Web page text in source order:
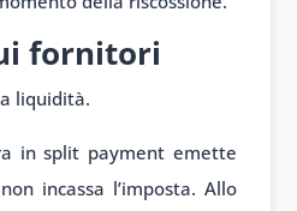
fornitori
liquidità.
in split payment emette
incassa l’imposta. Allo